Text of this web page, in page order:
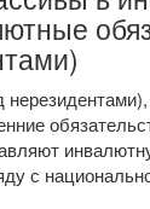
с